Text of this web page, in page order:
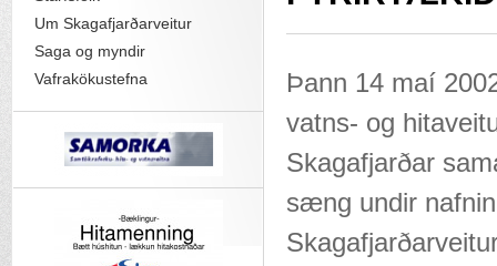
Þann 14 maí
vatns- og
Skagafjarðar
sæng undir
Um Skagafjarðarveitur
Saga og myndir
Vafrakökustefna